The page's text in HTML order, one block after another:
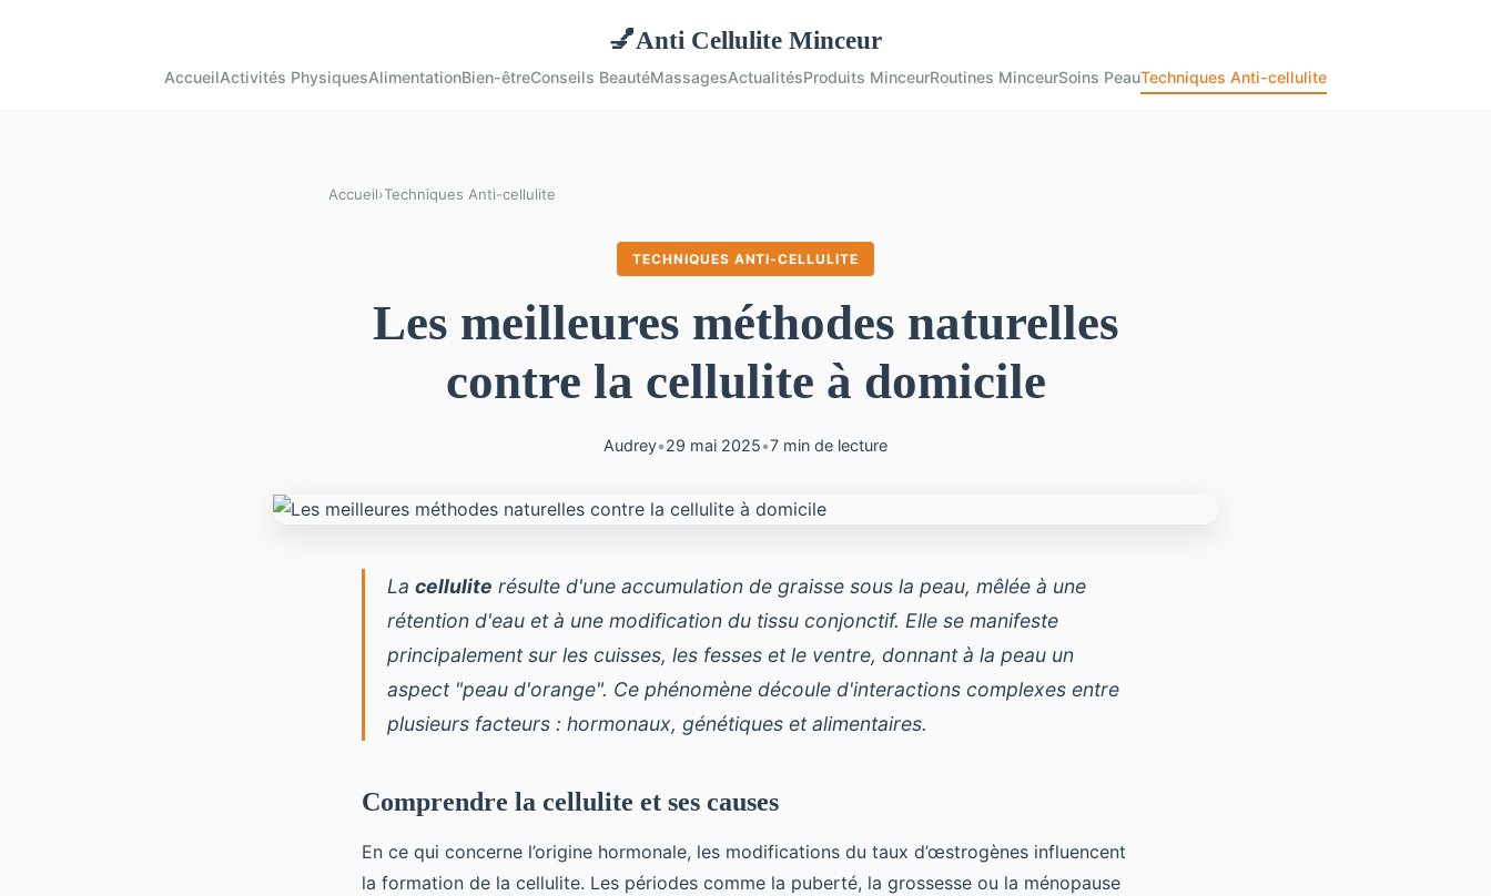
💅Anti Cellulite Minceur
AccueilActivités PhysiquesAlimentationBien-êtreConseils BeautéMassagesActualitésProduits MinceurRoutines MinceurSoins PeauTechniques Anti-cellulite
Accueil›Techniques Anti-cellulite
TECHNIQUES ANTI-CELLULITE
Les meilleures méthodes naturelles
contre la cellulite à domicile
Audrey•29 mai 2025•7 min de lecture
La cellulite résulte d'une accumulation de graisse sous la peau, mêlée à une
rétention d'eau et à une modification du tissu conjonctif. Elle se manifeste
principalement sur les cuisses, les fesses et le ventre, donnant à la peau un
aspect "peau d'orange". Ce phénomène découle d'interactions complexes entre
plusieurs facteurs : hormonaux, génétiques et alimentaires.
Comprendre la cellulite et ses causes
En ce qui concerne l’origine hormonale, les modifications du taux d’œstrogènes influencent
la formation de la cellulite. Les périodes comme la puberté, la grossesse ou la ménopause